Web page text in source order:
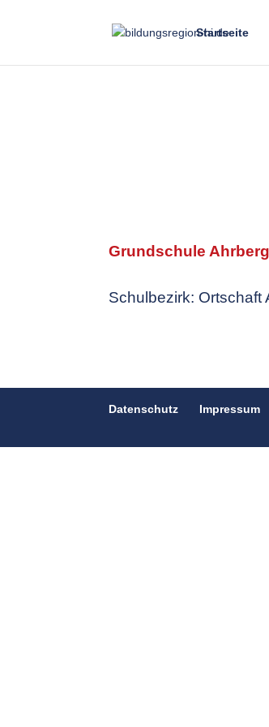
Startseite
Grundschule
Schulbezirk: Ortschaft
Datenschutz Impressum